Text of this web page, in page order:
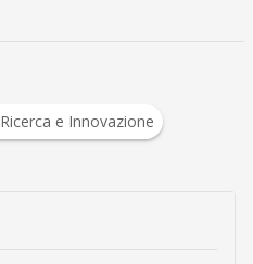
Ricerca e Innovazione